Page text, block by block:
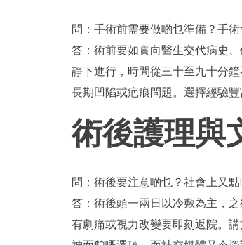
問：手術前需要做啲乜準備？手
答：術前要如實向醫生交代病史
靜下進行，時間從三十至九十分
長期凹陷或疤痕問題。選擇經驗
術後護理與
問：術後要注意啲乜？社會上又點
答：術後頭一兩日以冷敷為主，
有劇痛或視力改變要即刻返院。